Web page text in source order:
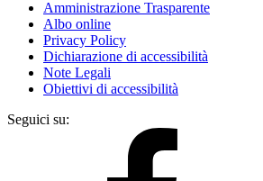
Amministrazione Trasparente
Albo online
Privacy Policy
Dichiarazione di accessibilità
Note Legali
Obiettivi di accessibilità
Seguici su: